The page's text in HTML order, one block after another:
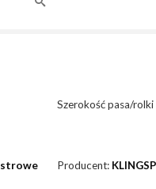
Szerokość pasa/rolki
Producent: